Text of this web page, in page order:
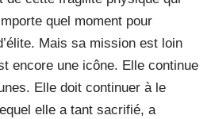
quel moment pour
Mais sa mission est loin
encore une icône. Elle continue
Elle doit continuer à le
elle a tant sacrifié, a